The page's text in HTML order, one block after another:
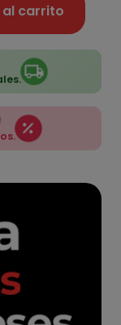
al carrito